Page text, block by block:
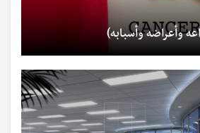
وأعراضه وأسبابه)